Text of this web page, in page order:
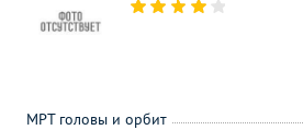
МРТ головы и орбит